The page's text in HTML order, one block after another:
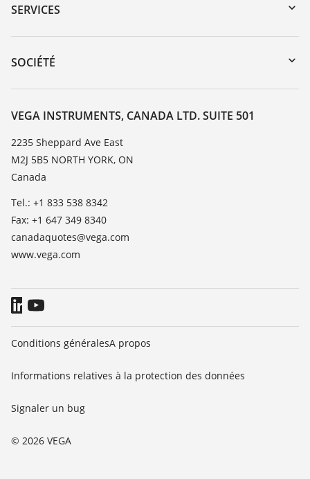
Recherche par numéro de série
DTM Collection/PACTware
SERVICES
Retour d'appareil
Service client
Liste des constantes diélectriques
SOCIÉTÉ
À propos de VEGA
Contact
News
Presse
VEGA INSTRUMENTS, CANADA LTD. SUITE 501
2235 Sheppard Ave East
M2J 5B5 NORTH YORK, ON
Canada
Tel.: +1 833 538 8342
Fax: +1 647 349 8340
canadaquotes@vega.com
www.vega.com
© 2026 VEGA
Conditions généralesA propos
Informations relatives à la protection des données
Signaler un bug